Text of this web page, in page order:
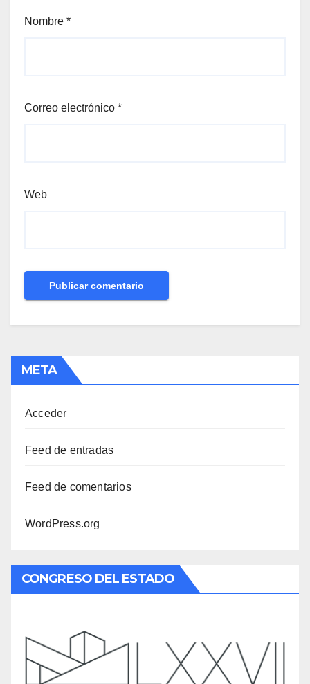
Nombre *
Correo electrónico *
Web
META
Acceder
Feed de entradas
Feed de comentarios
WordPress.org
CONGRESO DEL ESTADO